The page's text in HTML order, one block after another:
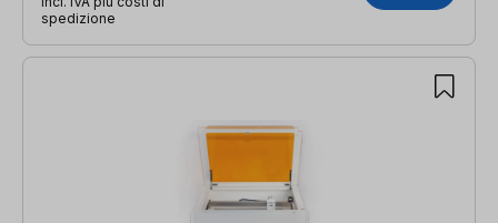
spedizione